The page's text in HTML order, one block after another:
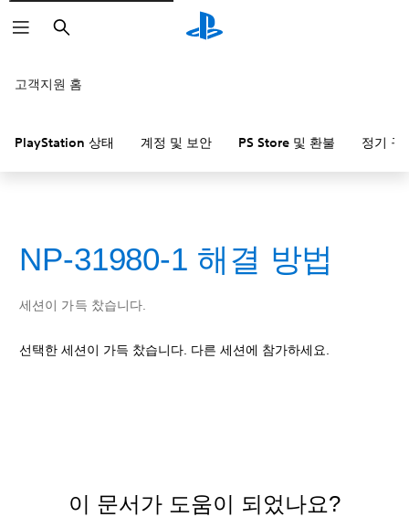
검
색
고객지원 홈
PlayStation 상태 계정 및 보안 PS Store 및 환불 정기 구
NP-31980-1 해결 방법
세션이 가득 찼습니다.
선택한 세션이 가득 찼습니다. 다른 세션에 참가하세요.
이 문서가 도움이 되었나요?